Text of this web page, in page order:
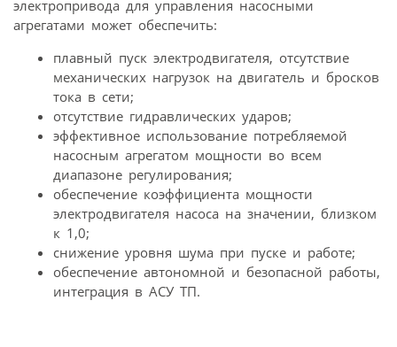
электропривода для управления насосными
агрегатами может обеспечить:
плавный пуск электродвигателя, отсутствие
механических нагрузок на двигатель и бросков
тока в сети;
отсутствие гидравлических ударов;
эффективное использование потребляемой
насосным агрегатом мощности во всем
диапазоне регулирования;
обеспечение коэффициента мощности
электродвигателя насоса на значении, близком
к 1,0;
снижение уровня шума при пуске и работе;
обеспечение автономной и безопасной работы,
интеграция в АСУ ТП.